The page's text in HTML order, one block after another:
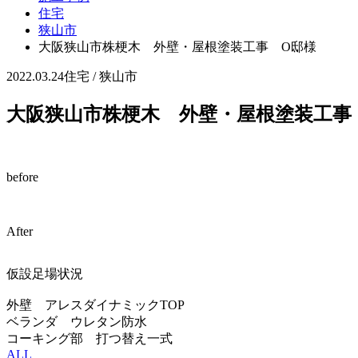
住宅
狭山市
大阪狭山市株梗木 外壁・屋根塗装工事 O邸様
2022.03.24住宅 / 狭山市
大阪狭山市株梗木 外壁・屋根塗装工
before
After
仮設足場状況
外壁 アレスダイナミックTOP
ベランダ ウレタン防水
コーキング部 打つ替え一式
ALL